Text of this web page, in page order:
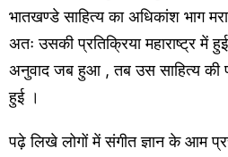
भातखण्डे साहित्य का अधिकांश भाग
अतः उसकी प्रतिक्रिया महाराष्ट्र में
अनुवाद जब हुआ , तब उस साहित्य की
हुई ।
पढ़े लिखे लोगों में संगीत ज्ञान के आम